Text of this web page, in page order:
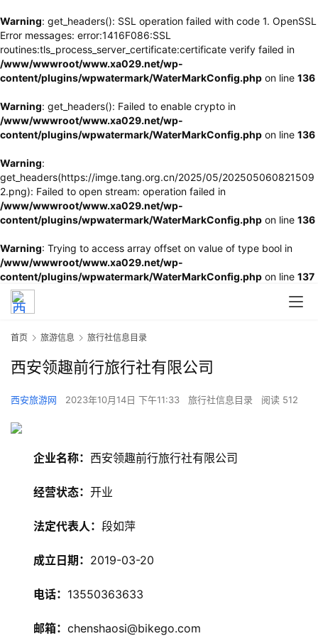
Warning: get_headers(): SSL operation failed with code 1. OpenSSL
Error messages: error:1416F086:SSL
routines:tls_process_server_certificate:certificate verify failed in
/www/wwwroot/www.xa029.net/wp-
content/plugins/wpwatermark/WaterMarkConfig.php on line 136
Warning: get_headers(): Failed to enable crypto in
/www/wwwroot/www.xa029.net/wp-
content/plugins/wpwatermark/WaterMarkConfig.php on line 136
Warning:
get_headers(https://imge.tang.org.cn/2025/05/202505060821509
2.png): Failed to open stream: operation failed in
/www/wwwroot/www.xa029.net/wp-
content/plugins/wpwatermark/WaterMarkConfig.php on line 136
Warning: Trying to access array offset on value of type bool in
/www/wwwroot/www.xa029.net/wp-
content/plugins/wpwatermark/WaterMarkConfig.php on line 137
首页 旅游信息 旅行社信息目录
西安领趣前行旅行社有限公司
西安旅游网 2023年10月14日 下午11:33 旅行社信息目录 阅读 512
企业名称： 西安领趣前行旅行社有限公司
经营状态： 开业
法定代表人： 段如萍
成立日期： 2019-03-20
电话： 13550363633
邮箱： chenshaosi@bikego.com